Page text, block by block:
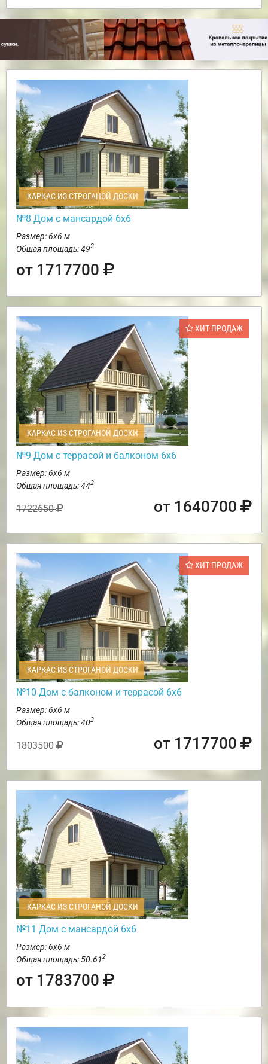
КАРКАС ИЗ СТРОГАНОЙ ДОСКИ
№8 Дом с мансардой 6х6
Размер: 6х6 м
Общая площадь: 492
от 1717700
ХИТ ПРОДАЖ
КАРКАС ИЗ СТРОГАНОЙ ДОСКИ
№9 Дом с террасой и балконом 6х6
Размер: 6х6 м
Общая площадь: 442
1722650 от 1640700
ХИТ ПРОДАЖ
КАРКАС ИЗ СТРОГАНОЙ ДОСКИ
№10 Дом с балконом и террасой 6х6
Размер: 6х6 м
Общая площадь: 402
1803500 от 1717700
КАРКАС ИЗ СТРОГАНОЙ ДОСКИ
№11 Дом с мансардой 6х6
Размер: 6х6 м
Общая площадь: 50.612
от 1783700